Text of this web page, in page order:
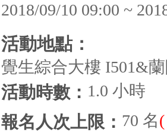
2018/09/10 09:00 ~
活動地點：
覺生綜合大樓 I501&
活動時數： 1.0 小時
報名人次上限： 70 名